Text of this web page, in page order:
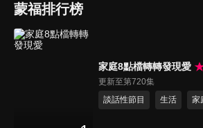
蒙福排行榜
家庭8點檔轉轉發現愛
更新至第720集
談話性節目
生活 家